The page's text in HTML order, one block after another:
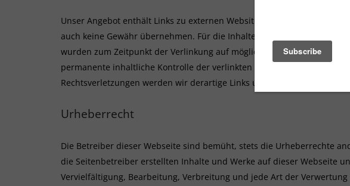
Unser Angebot enthält Links zu externen Websites. Auf den Inhalt
auch keine Gewähr übernehmen. Für die Inhalte der verlinkten
wurden zum Zeitpunkt der Verlinkung auf mögliche Rechtsverstöße
permanente inhaltliche Kontrolle der verlinkten Seiten ist jedoch
Rechtsverletzungen werden wir derartige Links umgehend entfernen.
Urheberrecht
Die Betreiber dieser Webseite sind bemüht, stets die Urheberrechte
die Seitenbetreiber erstellten Inhalte und Werke auf dieser Webseite
Vervielfältigung, Bearbeitung, Verbreitung und jede Art der